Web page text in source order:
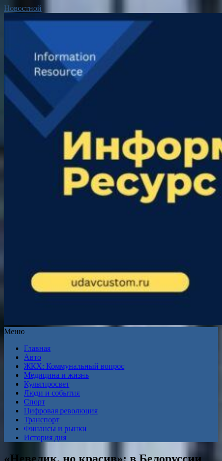
Новостной
Меню
Главная
Авто
ЖКХ: Коммунальный вопрос
Медицина и жизнь
Культпросвет
Люди и события
Спорт
Цифровая революция
Транспорт
Финансы и рынки
История дня